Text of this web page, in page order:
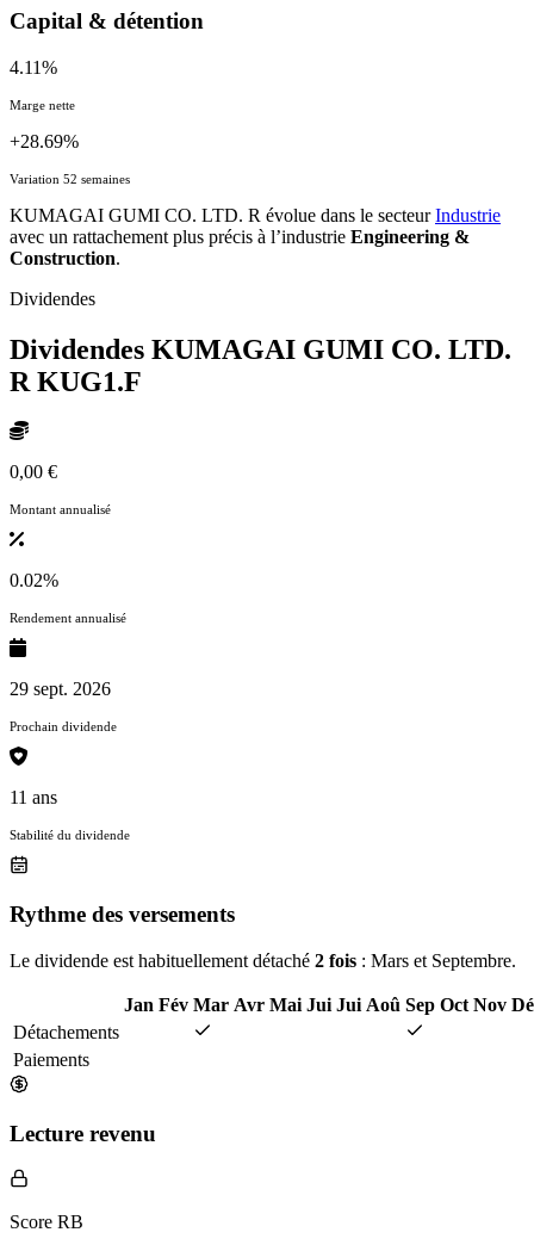
Capital & détention
4.11%
Marge nette
+28.69%
Variation 52 semaines
KUMAGAI GUMI CO. LTD. R évolue dans le secteurIndustrie
avec un rattachement plus précis à l’industrie Engineering &
Construction.
Dividendes
Dividendes KUMAGAI GUMI CO. LTD.
R KUG1.F
0,00 €
Montant annualisé
0.02%
Rendement annualisé
29 sept. 2026
Prochain dividende
11 ans
Stabilité du dividende
Rythme des versements
Le dividende est habituellement détaché 2 fois : Mars et Septembre.
Jan Fév Mar Avr Mai Jui Jui Aoû Sep Oct Nov
Détachements
Paiements
Lecture revenu
Score RB